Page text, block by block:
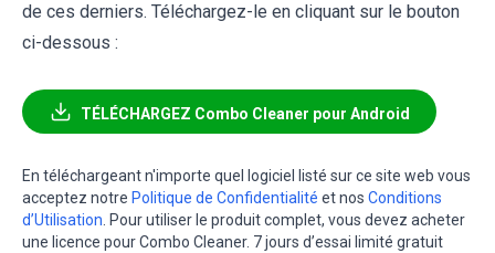
de ces derniers. Téléchargez-le en cliquant sur le bouton
ci-dessous :
TÉLÉCHARGEZ Combo Cleaner pour Android
En téléchargeant n'importe quel logiciel listé sur ce site web vous
acceptez notre Politique de Confidentialité et nos Conditions
d’Utilisation . Pour utiliser le produit complet, vous devez acheter
une licence pour Combo Cleaner. 7 jours d’essai limité gratuit